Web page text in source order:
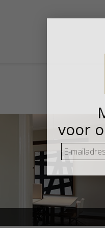
voor
E-
mailadres